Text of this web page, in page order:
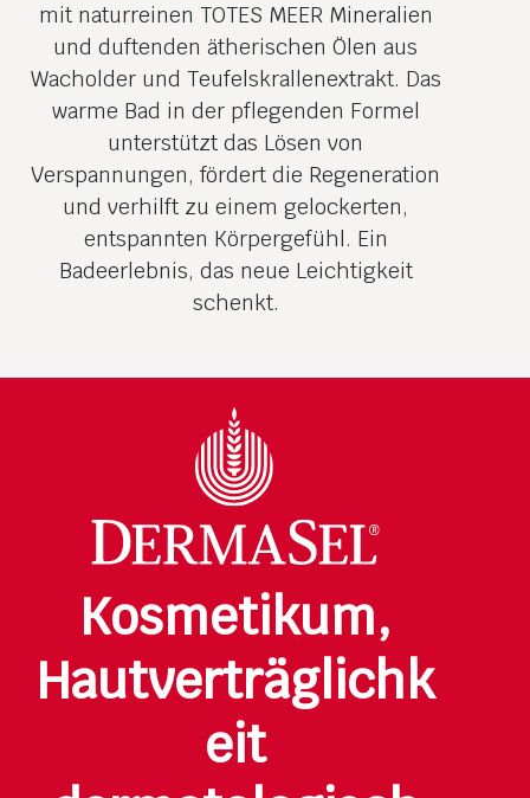
mit naturreinen TOTES MEER Mineralien
und duftenden ätherischen Ölen aus
Wacholder und Teufels­krallenextrakt. Das
warme Bad in der pflegenden Formel
unterstützt das Lösen von
Verspannungen, fördert die Regene­ration
und verhilft zu einem gelockerten,
entspannten Körpergefühl. Ein
Badeerlebnis, das neue Leichtigkeit
schenkt.
Kosmetikum,
Hautverträglichk
eit